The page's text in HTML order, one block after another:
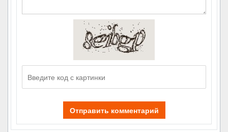
Отправить комментарий